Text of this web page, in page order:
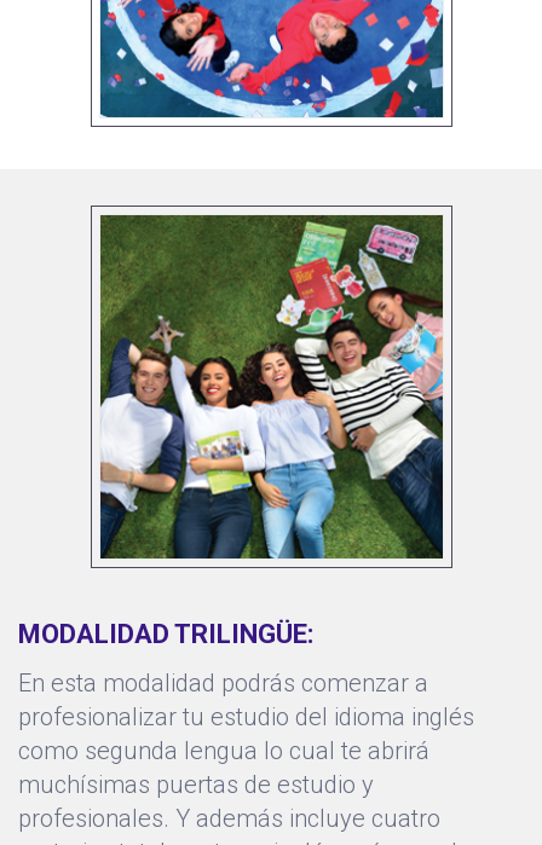
MODALIDAD TRILINGÜE:
En esta modalidad podrás comenzar a
profesionalizar tu estudio del idioma inglés
como segunda lengua lo cual te abrirá
muchísimas puertas de estudio y
profesionales. Y además incluye cuatro